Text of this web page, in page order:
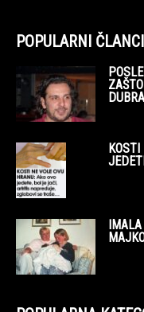
POPULARNI ČLANCI
KOSTI
IMALA